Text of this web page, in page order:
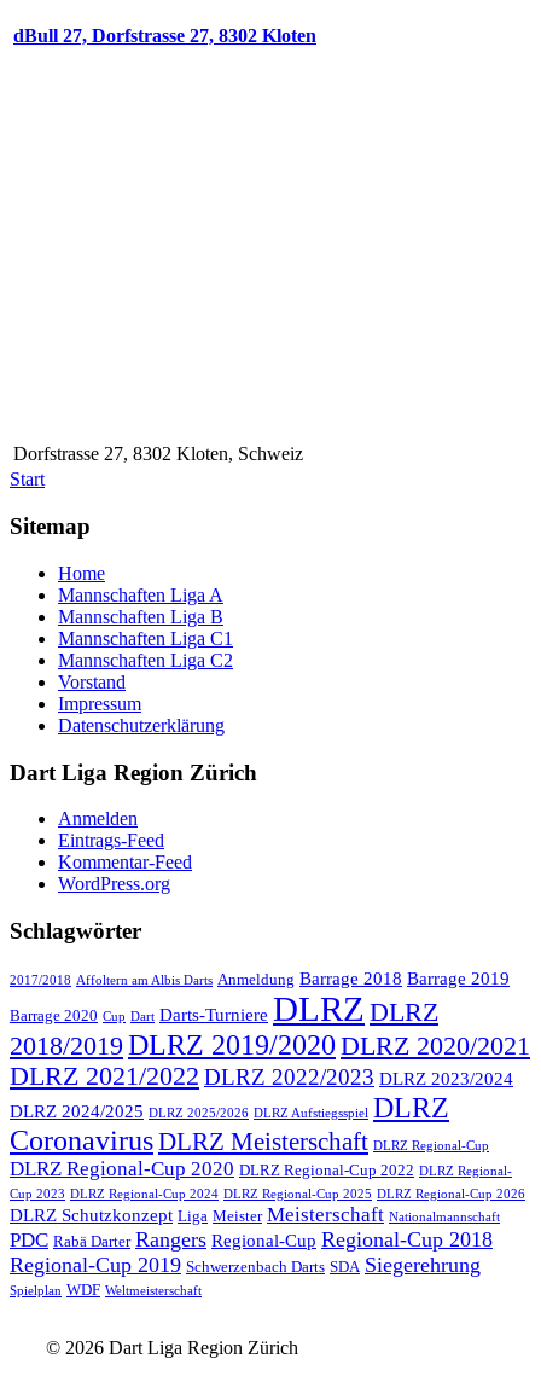
dBull 27, Dorfstrasse 27, 8302 Kloten
Dorfstrasse 27, 8302 Kloten, Schweiz
Start
Sitemap
Home
Mannschaften Liga A
Mannschaften Liga B
Mannschaften Liga C1
Mannschaften Liga C2
Vorstand
Impressum
Datenschutzerklärung
Dart Liga Region Zürich
Anmelden
Eintrags-Feed
Kommentar-Feed
WordPress.org
Schlagwörter
2017/2018 Affoltern am Albis Darts Anmeldung Barrage 2018 Barrage 2019
Barrage 2020 Cup Dart Darts-Turniere DLRZ DLRZ
2018/2019 DLRZ 2019/2020 DLRZ 2020/2021
DLRZ 2021/2022 DLRZ 2022/2023 DLRZ 2023/2024
DLRZ 2024/2025 DLRZ 2025/2026 DLRZ Aufstiegsspiel DLRZ
CoronavirusDLRZ Meisterschaft DLRZ Regional-Cup
DLRZ Regional-Cup 2020 DLRZ Regional-Cup 2022 DLRZ Regional-
Cup 2023 DLRZ Regional-Cup 2024 DLRZ Regional-Cup 2025 DLRZ Regional-Cup 2026
DLRZ Schutzkonzept Liga Meister Meisterschaft Nationalmannschaft
PDC Rabä Darter Rangers Regional-Cup Regional-Cup 2018
Regional-Cup 2019 Schwerzenbach Darts SDA Siegerehrung
Spielplan WDF Weltmeisterschaft
© 2026 Dart Liga Region Zürich